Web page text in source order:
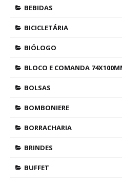
BEBIDAS
BICICLETÁRIA
BIÓLOGO
BLOCO E COMANDA
BOLSAS
BOMBONIERE
BORRACHARIA
BRINDES
BUFFET